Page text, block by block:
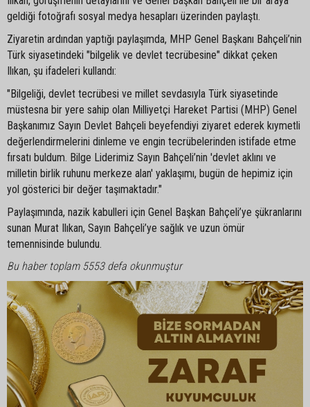
geldiği fotoğrafı sosyal medya hesapları üzerinden paylaştı.
Ziyaretin ardından yaptığı paylaşımda, MHP Genel Başkanı Bahçeli’nin
Türk siyasetindeki "bilgelik ve devlet tecrübesine" dikkat çeken
Ilıkan, şu ifadeleri kullandı:
"Bilgeliği, devlet tecrübesi ve millet sevdasıyla Türk siyasetinde
müstesna bir yere sahip olan Milliyetçi Hareket Partisi (MHP) Genel
Başkanımız Sayın Devlet Bahçeli beyefendiyi ziyaret ederek kıymetli
değerlendirmelerini dinleme ve engin tecrübelerinden istifade etme
fırsatı buldum. Bilge Liderimiz Sayın Bahçeli’nin 'devlet aklını ve
milletin birlik ruhunu merkeze alan' yaklaşımı, bugün de hepimiz için
yol gösterici bir değer taşımaktadır."
Paylaşımında, nazik kabulleri için Genel Başkan Bahçeli’ye şükranlarını
sunan Murat Ilıkan, Sayın Bahçeli’ye sağlık ve uzun ömür
temennisinde bulundu.
Bu haber toplam 5553 defa okunmuştur